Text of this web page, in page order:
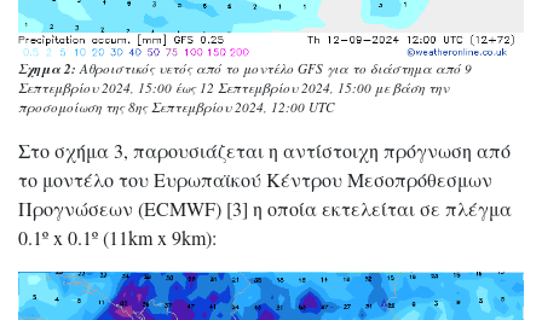
Σχημα 2: Αθροιστικός υετός από το μοντέλο GFS για το διάστημα από 9
Σεπτεμβρίου 2024, 15:00 έως 12 Σεπτεμβρίου 2024, 15:00 με βάση την
προσομοίωση της 8ης Σεπτεμβρίου 2024, 12:00 UTC
Στο σχήμα 3, παρουσιάζεται η αντίστοιχη πρόγνωση από
το μοντέλο του Ευρωπαϊκού Κέντρου Μεσοπρόθεσμων
Προγνώσεων (ECMWF) [3] η οποία εκτελείται σε πλέγμα
0.1º x 0.1º (11km x 9km):